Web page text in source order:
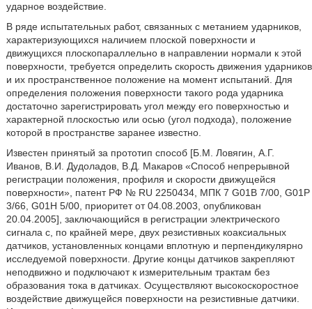
ударное воздействие.
В ряде испытательных работ, связанных с метанием ударников,
характеризующихся наличием плоской поверхности и
движущихся плоскопараллельно в направлении нормали к этой
поверхности, требуется определить скорость движения ударников
и их пространственное положение на момент испытаний. Для
определения положения поверхности такого рода ударника
достаточно зарегистрировать угол между его поверхностью и
характерной плоскостью или осью (угол подхода), положение
которой в пространстве заранее известно.
Известен принятый за прототип способ [Б.М. Ловягин, А.Г.
Иванов, В.И. Дудоладов, В.Д. Макаров «Способ непрерывной
регистрации положения, профиля и скорости движущейся
поверхности», патент РФ № RU 2250434, МПК 7 G01B 7/00, G01P
3/66, G01H 5/00, приоритет от 04.08.2003, опубликован
20.04.2005], заключающийся в регистрации электрического
сигнала с, по крайней мере, двух резистивных коаксиальных
датчиков, установленных концами вплотную и перпендикулярно
исследуемой поверхности. Другие концы датчиков закрепляют
неподвижно и подключают к измерительным трактам без
образования тока в датчиках. Осуществляют высокоскоростное
воздействие движущейся поверхности на резистивные датчики.